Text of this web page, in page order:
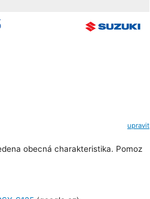
upravit
obecná charakteristika. Pomoz